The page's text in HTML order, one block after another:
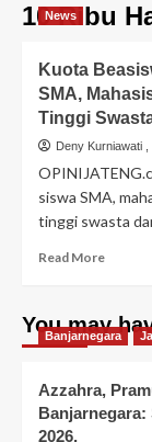
10 Ribu
News
Kuota
SMA,
Tinggi
Deny Kurniawati
siswa SMA,
tinggi swasta
Read More
You may
Banjarnegara
Azzahra,
Banjarnegara:
2026,